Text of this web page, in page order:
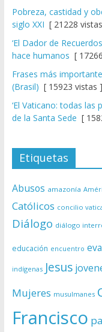
Pobreza, castidad y
siglo XXI [ 21228
‘El Dador de
hace humanos [
Frases más
(Brasil) [ 15923 vistas ]
‘El Vaticano: todas las
de la Santa Sede [
Etiquetas
Abusos amazonía
Católicos concilio
Diálogo diálogo
educación encuentro
indígenas Jesus
Mujeres musulmanes
Francisco